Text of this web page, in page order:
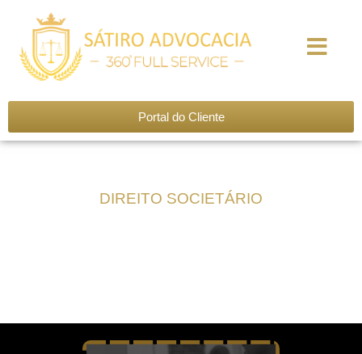
Portal do Cliente
DIREITO SOCIETÁRIO